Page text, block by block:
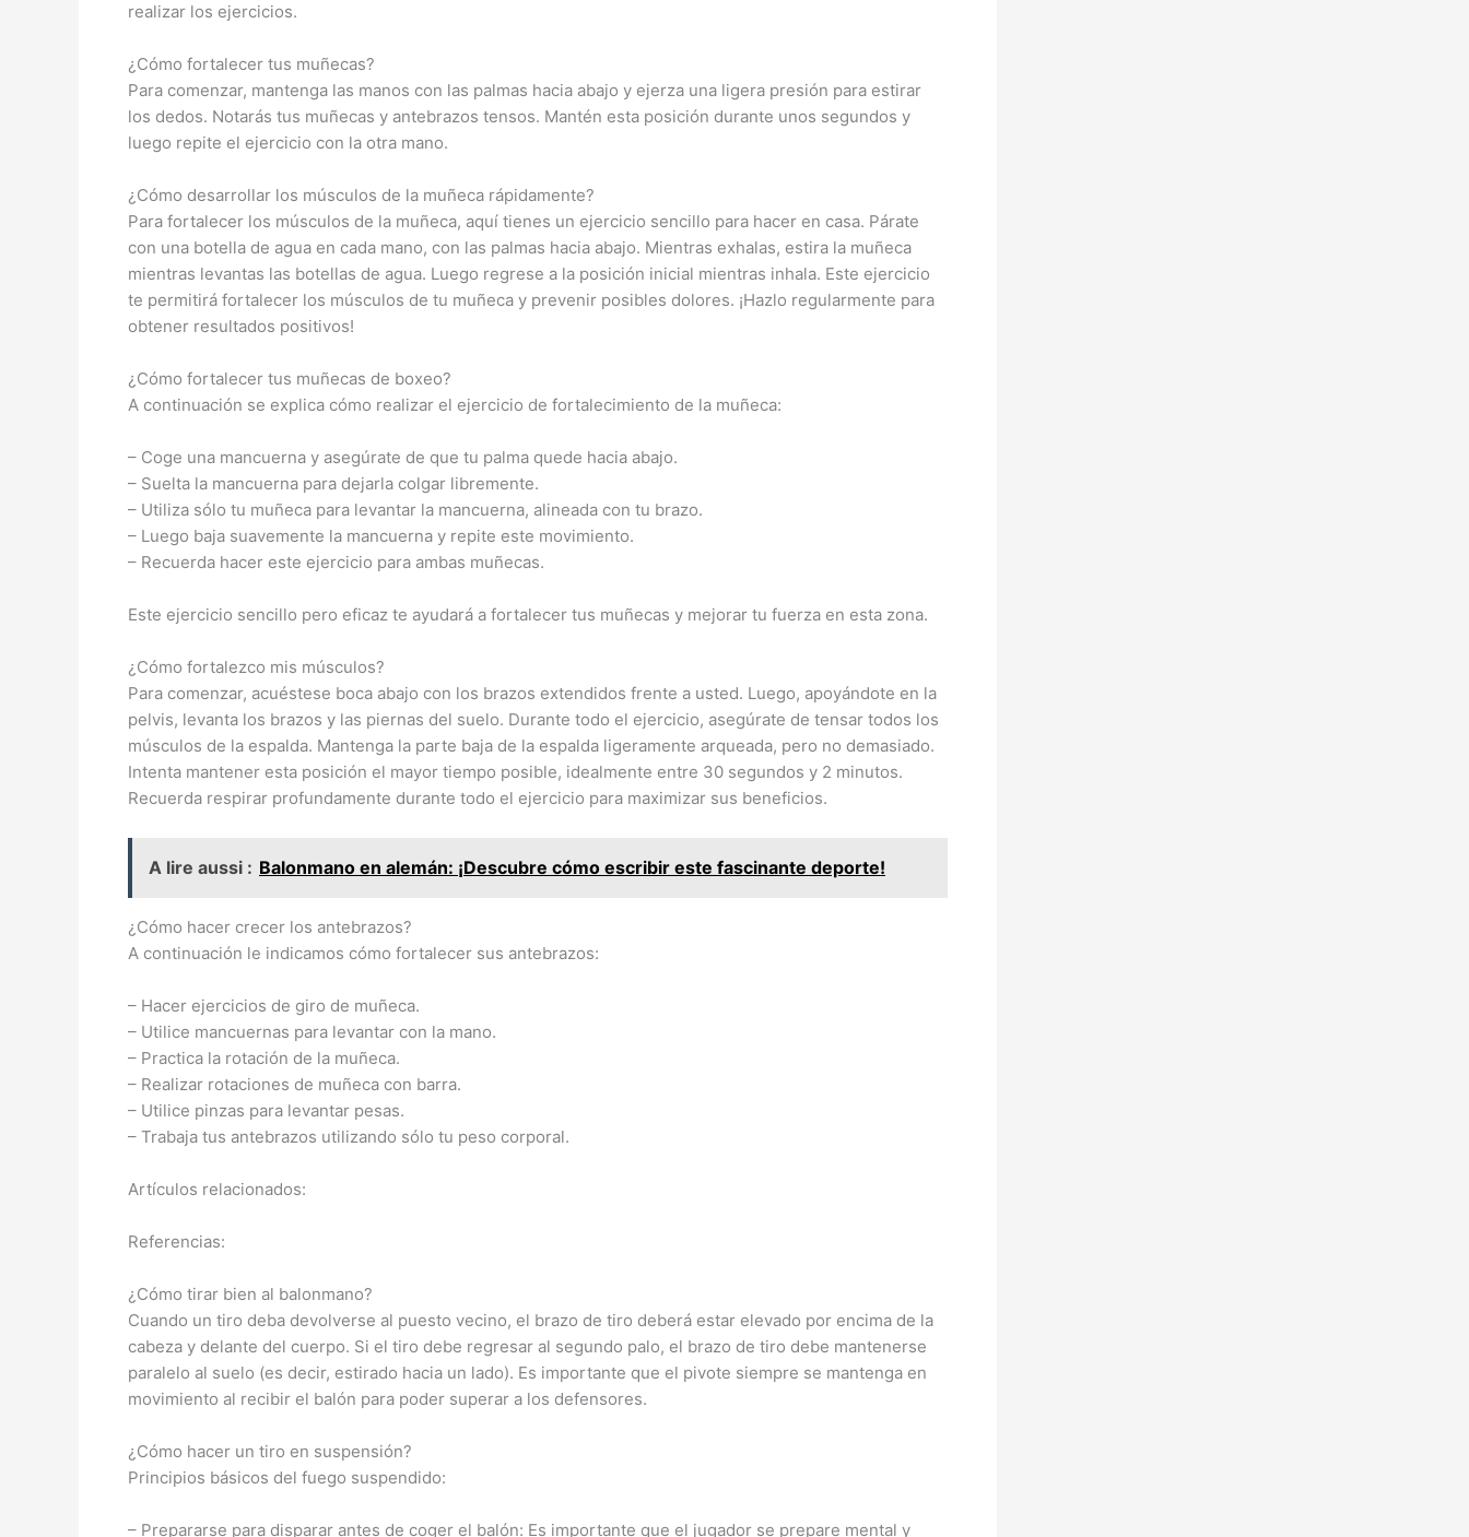
realizar los ejercicios.
¿Cómo fortalecer tus muñecas?
Para comenzar, mantenga las manos con las palmas hacia abajo y ejerza una ligera presión para estirar
los dedos. Notarás tus muñecas y antebrazos tensos. Mantén esta posición durante unos segundos y
luego repite el ejercicio con la otra mano.
¿Cómo desarrollar los músculos de la muñeca rápidamente?
Para fortalecer los músculos de la muñeca, aquí tienes un ejercicio sencillo para hacer en casa. Párate
con una botella de agua en cada mano, con las palmas hacia abajo. Mientras exhalas, estira la muñeca
mientras levantas las botellas de agua. Luego regrese a la posición inicial mientras inhala. Este ejercicio
te permitirá fortalecer los músculos de tu muñeca y prevenir posibles dolores. ¡Hazlo regularmente para
obtener resultados positivos!
¿Cómo fortalecer tus muñecas de boxeo?
A continuación se explica cómo realizar el ejercicio de fortalecimiento de la muñeca:
– Coge una mancuerna y asegúrate de que tu palma quede hacia abajo.
– Suelta la mancuerna para dejarla colgar libremente.
– Utiliza sólo tu muñeca para levantar la mancuerna, alineada con tu brazo.
– Luego baja suavemente la mancuerna y repite este movimiento.
– Recuerda hacer este ejercicio para ambas muñecas.
Este ejercicio sencillo pero eficaz te ayudará a fortalecer tus muñecas y mejorar tu fuerza en esta zona.
¿Cómo fortalezco mis músculos?
Para comenzar, acuéstese boca abajo con los brazos extendidos frente a usted. Luego, apoyándote en la
pelvis, levanta los brazos y las piernas del suelo. Durante todo el ejercicio, asegúrate de tensar todos los
músculos de la espalda. Mantenga la parte baja de la espalda ligeramente arqueada, pero no demasiado.
Intenta mantener esta posición el mayor tiempo posible, idealmente entre 30 segundos y 2 minutos.
Recuerda respirar profundamente durante todo el ejercicio para maximizar sus beneficios.
A lire aussi : Balonmano en alemán: ¡Descubre cómo escribir este fascinante deporte!
¿Cómo hacer crecer los antebrazos?
A continuación le indicamos cómo fortalecer sus antebrazos:
– Hacer ejercicios de giro de muñeca.
– Utilice mancuernas para levantar con la mano.
– Practica la rotación de la muñeca.
– Realizar rotaciones de muñeca con barra.
– Utilice pinzas para levantar pesas.
– Trabaja tus antebrazos utilizando sólo tu peso corporal.
Artículos relacionados:
Referencias:
¿Cómo tirar bien al balonmano?
Cuando un tiro deba devolverse al puesto vecino, el brazo de tiro deberá estar elevado por encima de la
cabeza y delante del cuerpo. Si el tiro debe regresar al segundo palo, el brazo de tiro debe mantenerse
paralelo al suelo (es decir, estirado hacia un lado). Es importante que el pivote siempre se mantenga en
movimiento al recibir el balón para poder superar a los defensores.
¿Cómo hacer un tiro en suspensión?
Principios básicos del fuego suspendido:
– Prepararse para disparar antes de coger el balón: Es importante que el jugador se prepare mental y